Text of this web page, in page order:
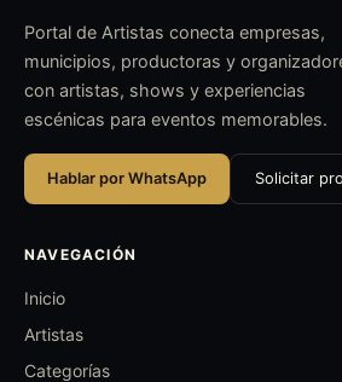
Portal de Artistas conecta empresas,
municipios, productoras y
con artistas, shows y experiencias
escénicas para eventos memorables.
Hablar por WhatsApp Solicitar
NAVEGACIÓN
Inicio
Artistas
Categorías